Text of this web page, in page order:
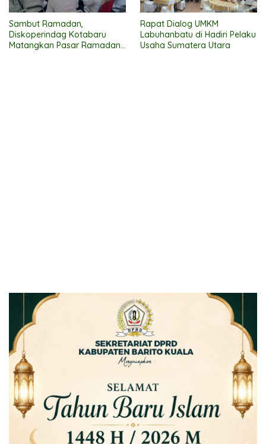
Sambut Ramadan,
Diskoperindag Kotabaru
Matangkan Pasar Ramadan
Rapat Dialog UMKM
Labuhanbatu di Hadiri Pelaku
Usaha Sumatera Utara